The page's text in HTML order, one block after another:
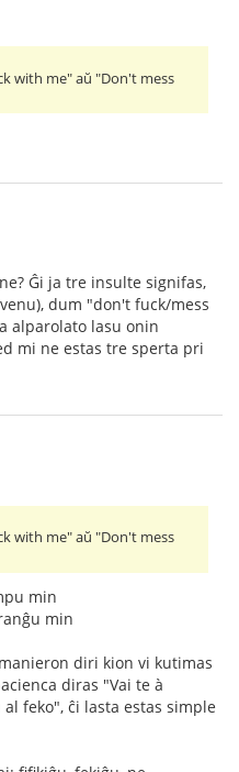
with me" aŭ "Don't mess
Ĝi ja tre insulte signifas,
dum "don't fuck/mess
alparolato lasu onin
mi ne estas tre sperta pri
with me" aŭ "Don't mess
min
min
diri kion vi kutimas
diras "Vai te à
feko", ĉi lasta estas simple